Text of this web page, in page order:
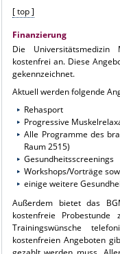
[ top ]
Finanzierung
Die Universitätsmedizin
kostenfrei an. Diese
gekennzeichnet.
Aktuell werden folgende
Rehasport
Progressive
Alle Programme des
Raum 2515)
Gesundheitsscreenings
Workshops/Vorträge
einige weitere
Außerdem bietet das
kostenfreie
Trainingswünsche
kostenfreien Angeboten